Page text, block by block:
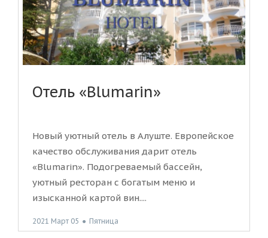
Отель «Blumarin»
Новый уютный отель в Алуште. Европейское
качество обслуживания дарит отель
«Blumarin». Подогреваемый бассейн,
уютный ресторан с богатым меню и
изысканной картой вин....
2021 Март 05 ● Пятница